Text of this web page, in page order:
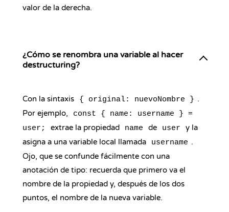
valor de la derecha.
¿Cómo se renombra una variable al hacer
destructuring?
Con la sintaxis { original: nuevoNombre } .
Por ejemplo,
const { name: username } =
user;
extrae la propiedad name de user
y la
asigna a una variable local llamada
username .
Ojo, que se confunde fácilmente con una
anotación de tipo: recuerda que primero va el
nombre de la propiedad y, después de los dos
puntos, el nombre de la nueva variable.